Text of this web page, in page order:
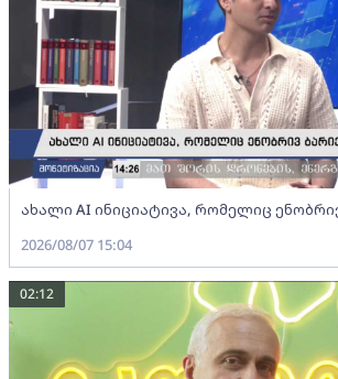
ახალი AI ინიციატივა, რომელიც
2026/08/07 15:04
02:12